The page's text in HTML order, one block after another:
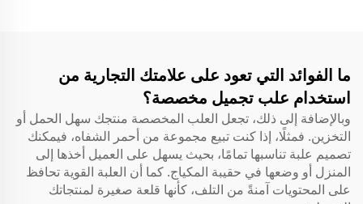
ما الفوائد التي تعود على علامتك التجارية من
استخدام علب تجميل مخصصة؟
وبالإضافة إلى ذلك، تجعل العلب المخصصة منتجك سهل الحمل أو
التخزين. فمثلًا، إذا كنت تبيع مجموعة من أحمر الشفاه، فيمكنك
تصميم علبة تناسبها تمامًا، بحيث يسهل على العميل أخذها إلى
المنزل أو وضعها في حقيبة المكياج. كما أن العلبة القوية تحافظ
على المحتويات آمنةً من التلف، كأنها قلعة صغيرة لمنتجاتك